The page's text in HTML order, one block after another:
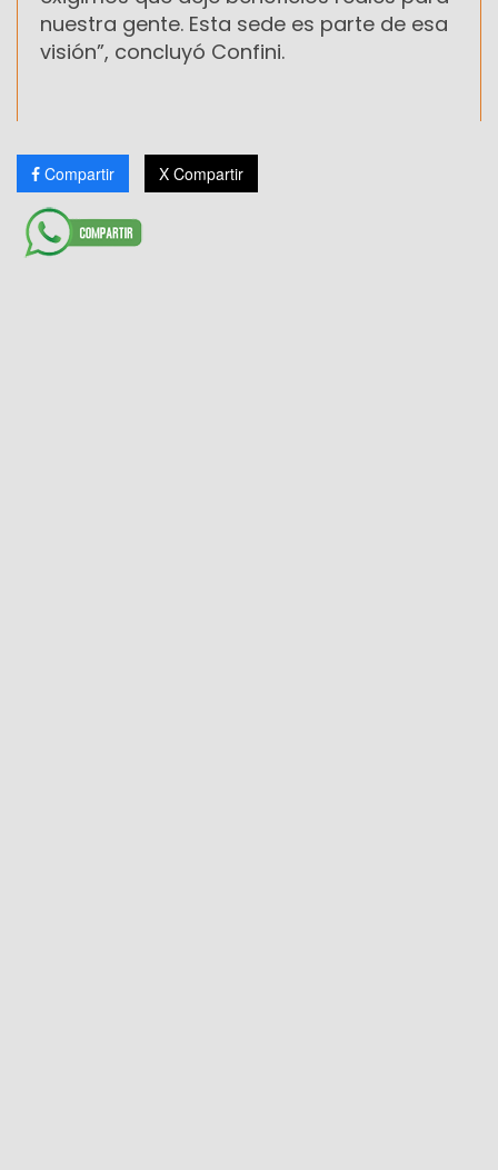
nuestra gente. Esta sede es parte de esa
visión”, concluyó Confini.
Compartir X Compartir